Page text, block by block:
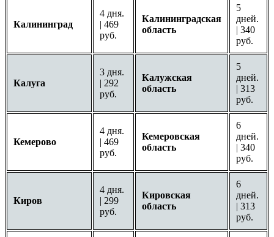
Калининград
4 дня.
| 469
руб.
Калининградская
область
5
дней.
| 340
руб.
Калуга
3 дня.
| 292
руб.
Калужская
область
5
дней.
| 313
руб.
Кемерово
4 дня.
| 469
руб.
Кемеровская
область
6
дней.
| 340
руб.
Киров
4 дня.
| 299
руб.
Кировская
область
6
дней.
| 313
руб.